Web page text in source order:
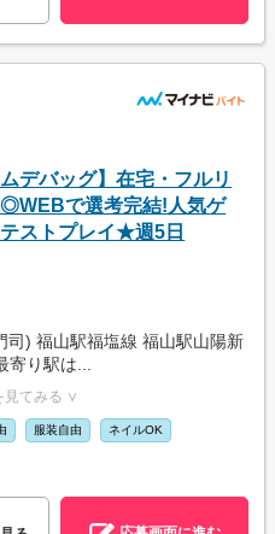
ムデバッグ】在宅・フルリ
で選考完結!人気ゲ
ストプレイ★週5日
司) 福山駅福塩線 福山駅山陽新
寄り駅は...
見てみる ∨
服装自由 ネイルOK